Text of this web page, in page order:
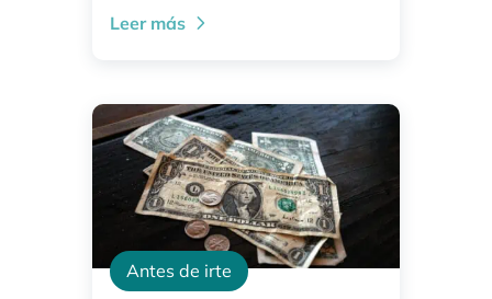
Leer más
Antes de irte